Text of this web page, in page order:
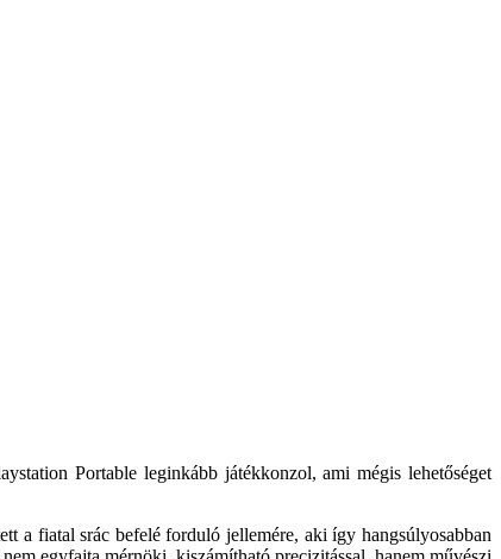
Portable leginkább játékkonzol, ami mégis lehetőséget
a fiatal srác befelé forduló jellemére, aki így hangsúlyosabban